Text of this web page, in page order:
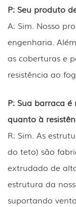
P: Seu produto
A: Sim. Nosso
engenharia.
as coberturas e
resistência ao
P: Sua barraca é
quanto à
R: Sim. As
do teto) são
extrudado de
estrutura da
suportando